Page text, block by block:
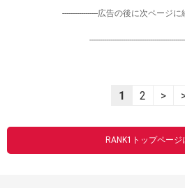
-----------------広告の後に次ページに
1 2 >
RANK1トップページ